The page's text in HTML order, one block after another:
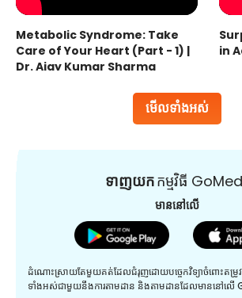
មើលទាំងអស់
Metabolic Syndrome: Take
Care of Your Heart (Part - 1) |
Dr. Ajay Kumar Sharma
in
ទាញយកកម្មវិធី
មាននៅលើ
ដំណោះស្រាយតែមួយគត់ដែលជំរុញដោយបច្ចេកវិទ្យាចំពោះតម្រូវកា
ទាំងអស់ជាមួយនឹងការតាមដាន និងតាមដានដែលមាននៅលើ